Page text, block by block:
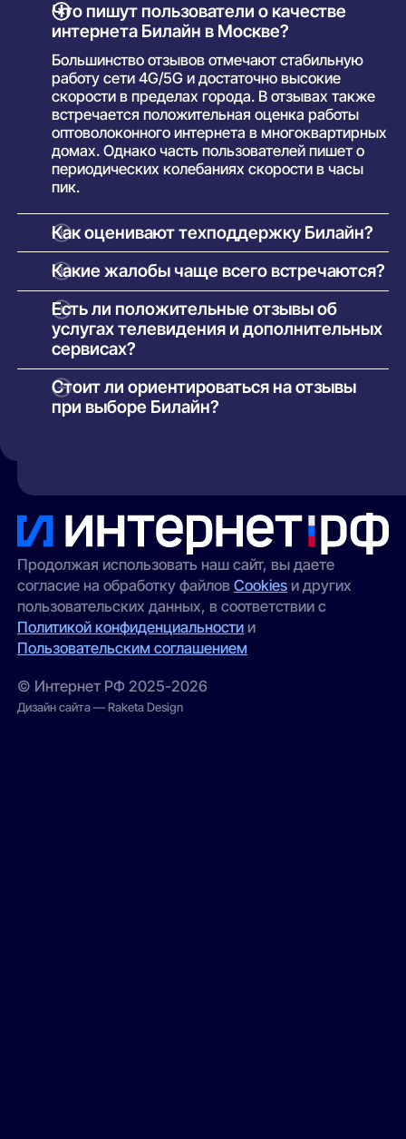
Что пишут пользователи о качестве
интернета Билайн в Москве?
Большинство отзывов отмечают стабильную
работу сети 4G/5G и достаточно высокие
скорости в пределах города. В отзывах также
встречается положительная оценка работы
оптоволоконного интернета в многоквартирных
домах. Однако часть пользователей пишет о
периодических колебаниях скорости в часы
пик.
Как оценивают техподдержку Билайн?
Пользователи чаще всего отмечают, что
службы поддержки Билайн отвечают быстро и
помогают с базовыми проблемами. В
некоторых отзывах упоминают затянутые
сроки решения сложных технических
вопросов.
Какие жалобы чаще всего встречаются?
Среди негативных отзывов чаще всего
упоминают:
задержки при прохождении заявки на
сложности с оформлением или сменой
тарифа;
Есть ли положительные отзывы об
услугах телевидения и дополнительных
сервисах?
Да. Многие пользователи положительно
отзываются о встроенной IPTV-платформе,
удобстве мобильного приложения и
Стоит ли ориентироваться на отзывы
при выборе Билайн?
тарифа и типа подключения. Лучший способ —
сравнить отзывы с собственными
потребностями и, при возможности, уточнить
вопросы у техподдержки Билайн перед
подключением.
Продолжая использовать наш сайт, вы даете
согласие на обработку файловCookies и других
пользовательских данных, в соответствии с
Политикой конфиденциальности и
Пользовательским соглашением
© Интернет РФ 2025-2026
Дизайн сайта — Raketa Design